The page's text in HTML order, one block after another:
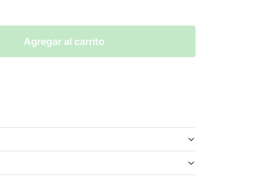
Agregar al carrito